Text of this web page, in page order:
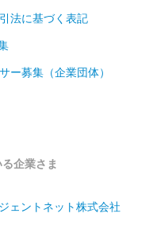
法に基づく表記
ー募集（企業団体）
企業さま